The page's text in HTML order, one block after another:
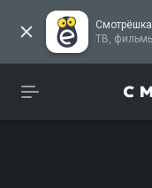
Смотрёшка